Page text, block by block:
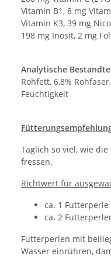
Vitamin B1, 8 mg
Vitamin K3, 39 mg
198 mg Inosit, 2 mg
Analytische
Rohfett, 6,8%
Feuchtigkeit
Täglich so viel, wie
fressen.
Richtwert für
ca. 1
ca. 2
Futterperlen mit
Wasser einrühren,